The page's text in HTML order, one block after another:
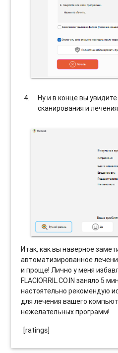
Ну и в конце вы
сканирования и
Итак, как вы наверное
автоматизированное
и проще! Лично у меня
FLACIORRIL.CO.IN заняло 5
настоятельно рекомендую
для лечения вашего
нежелательных программ!
[ratings]